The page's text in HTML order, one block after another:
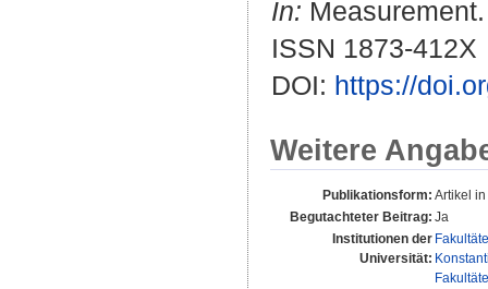
In:
ISSN 1873-412X
DOI: https://
Weitere
Publikationsform: Artikel
Begutachteter Beitrag: Ja
Institutionen der
Universität: